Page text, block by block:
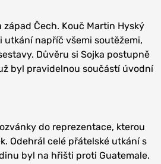
Čech. Kouč Martin Hyský
utkání napříč všemi soutěžemi,
Důvěru si Sojka postupně
byl pravidelnou součástí úvodní
do reprezentace, kterou
Odehrál celé přátelské utkání s
byl na hřišti proti Guatemale.